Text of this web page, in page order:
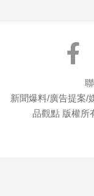
作
新聞爆料/廣告提案/
品觀點 版權所